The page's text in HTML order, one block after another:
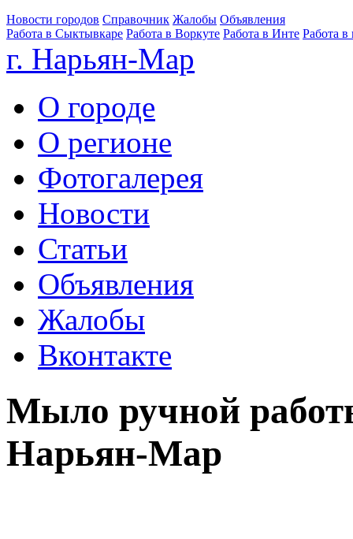
Новости городов Справочник Жалобы Объявления
Работа в Сыктывкаре Работа в Воркуте Работа в Инте Работа в
г. Нарьян-Мар
О городе
О регионе
Фотогалерея
Новости
Статьи
Объявления
Жалобы
Вконтакте
Мыло ручной
Нарьян-Мар